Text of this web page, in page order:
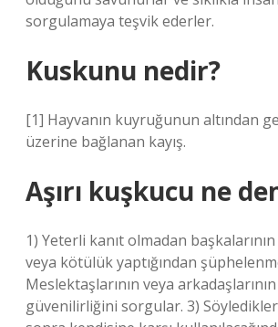
sorgulamaya teşvik ederler.
Kuskunu nedir?
[1] Hayvanın kuyruğunun altından
üzerine bağlanan kayış.
Aşırı kuşkucu ne
1) Yeterli kanıt olmadan
veya kötülük yaptığından
Meslektaşlarının veya
güvenilirliğini sorgular. 3)